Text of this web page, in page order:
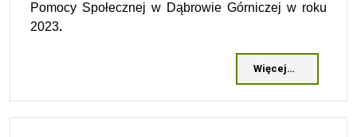
Pomocy Społecznej w Dąbrowie Górniczej w roku
2023.
Więcej…